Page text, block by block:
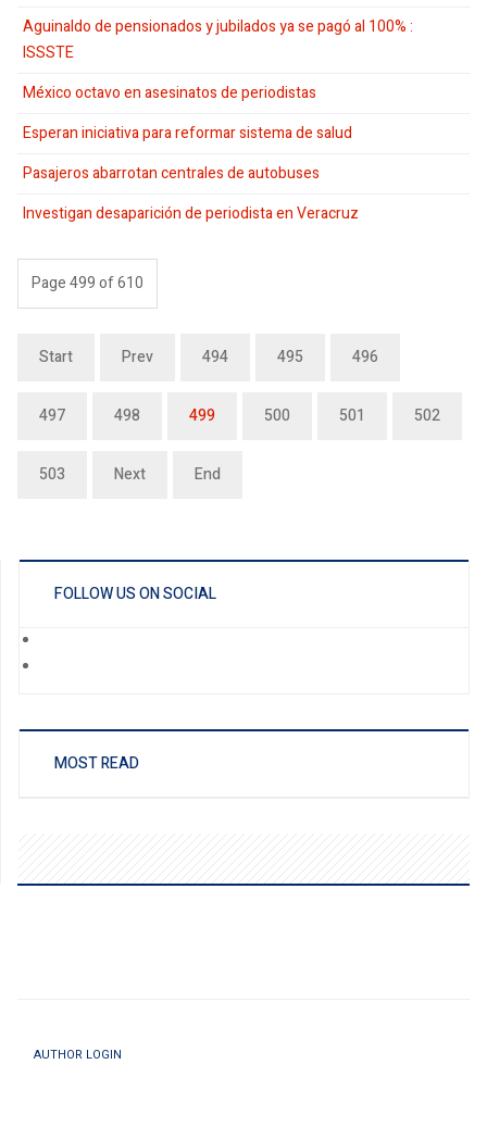
Aguinaldo de pensionados y jubilados ya se pagó al 100% :
ISSSTE
México octavo en asesinatos de periodistas
Esperan iniciativa para reformar sistema de salud
Pasajeros abarrotan centrales de autobuses
Investigan desaparición de periodista en Veracruz
Page 499 of 610
Start Prev 494 495 496
497 498 499 500 501 502
503 Next End
FOLLOW US ON SOCIAL
MOST READ
AUTHOR LOGIN